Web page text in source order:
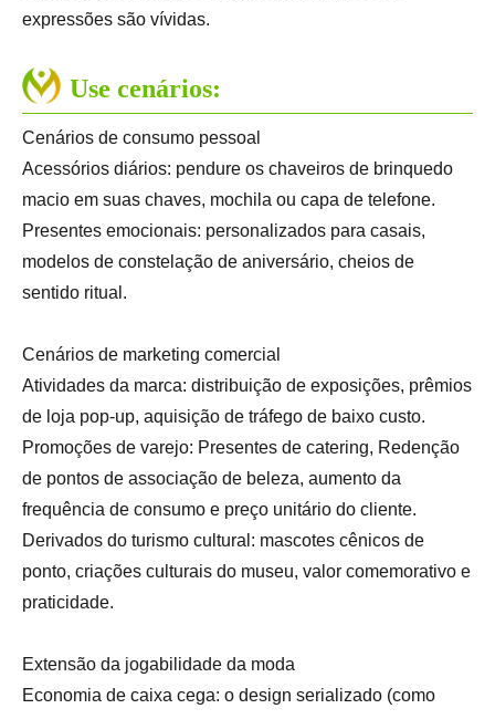
expressões são vívidas.
Use cenários:
Cenários de consumo pessoal
Acessórios diários: pendure os chaveiros de brinquedo
macio em suas chaves, mochila ou capa de telefone.
Presentes emocionais: personalizados para casais,
modelos de constelação de aniversário, cheios de
sentido ritual.
Cenários de marketing comercial
Atividades da marca: distribuição de exposições, prêmios
de loja pop-up, aquisição de tráfego de baixo custo.
Promoções de varejo: Presentes de catering, Redenção
de pontos de associação de beleza, aumento da
frequência de consumo e preço unitário do cliente.
Derivados do turismo cultural: mascotes cênicos de
ponto, criações culturais do museu, valor comemorativo e
praticidade.
Extensão da jogabilidade da moda
Economia de caixa cega: o design serializado (como